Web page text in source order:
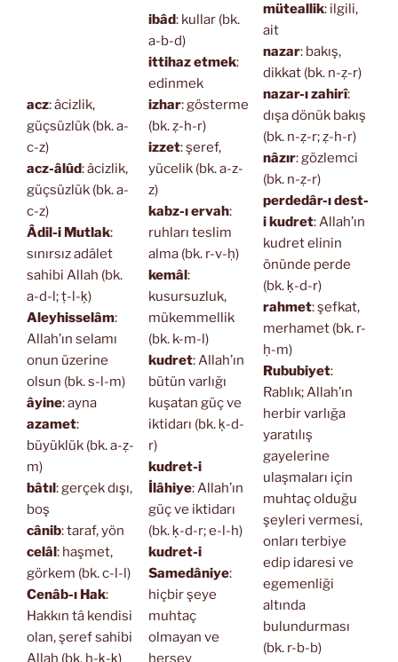
acz: âcizlik,
güçsüzlük (bk. a-
c-z)
acz-âlûd: âcizlik,
güçsüzlük (bk. a-
c-z)
Âdil-i Mutlak:
sınırsız adâlet
sahibi Allah (bk.
a-d-l; ṭ-l-ḳ)
Aleyhisselâm:
Allah’ın selamı
onun üzerine
olsun (bk. s-l-m)
âyine: ayna
azamet:
büyüklük (bk. a-ẓ-
m)
bâtıl: gerçek dışı,
boş
cânib: taraf, yön
celâl: haşmet,
görkem (bk. c-l-l)
Cenâb-ı Hak:
Hakkın tâ kendisi
olan, şeref sahibi
Allah (bk. ḥ-ḳ-ḳ)
ibâd: kullar (bk.
a-b-d)
ittihaz etmek:
edinmek
izhar: gösterme
(bk. ẓ-h-r)
izzet: şeref,
yücelik (bk. a-z-
z)
kabz-ı ervah:
ruhları teslim
alma (bk. r-v-ḥ)
kemâl:
kusursuzluk,
mükemmellik
(bk. k-m-l)
kudret: Allah’ın
bütün varlığı
kuşatan güç ve
iktidarı (bk. ḳ-d-
r)
kudret-i
İlâhiye: Allah’ın
güç ve iktidarı
(bk. ḳ-d-r; e-l-h)
kudret-i
Samedâniye:
hiçbir şeye
muhtaç
olmayan ve
herşey
müteallik: ilgili,
ait
nazar: bakış,
dikkat (bk. n-ẓ-r)
nazar-ı zahirî:
dışa dönük bakış
(bk. n-ẓ-r; ẓ-h-r)
nâzır: gözlemci
(bk. n-ẓ-r)
perdedâr-ı dest-
i kudret: Allah’ın
kudret elinin
önünde perde
(bk. ḳ-d-r)
rahmet: şefkat,
merhamet (bk. r-
ḥ-m)
Rububiyet:
Rablık; Allah’ın
herbir varlığa
yaratılış
gayelerine
ulaşmaları için
muhtaç olduğu
şeyleri vermesi,
onları terbiye
edip idaresi ve
egemenliği
altında
bulundurması
(bk. r-b-b)